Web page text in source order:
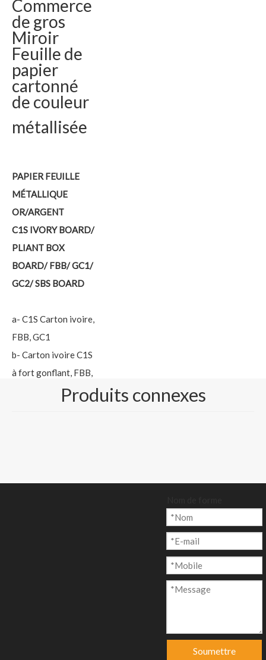
Commerce
de gros
Miroir
Feuille de
papier
cartonné
de couleur
métallisée
PAPIER FEUILLE
MÉTALLIQUE
OR/ARGENT
C1S IVORY BOARD/
PLIANT BOX
BOARD/ FBB/ GC1/
GC2/ SBS BOARD
a- C1S Carton ivoire,
FBB, GC1
b- Carton ivoire C1S
à fort gonflant, FBB,
GC1 avec dos blancProduits connexes
Soumettre